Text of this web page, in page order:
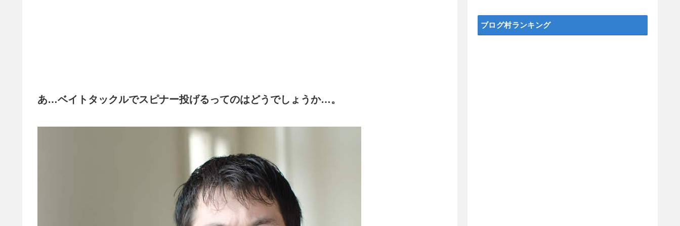
あ…ベイトタックルでスピナー投げるってのはどうでしょうか…。
ブログ村ランキング